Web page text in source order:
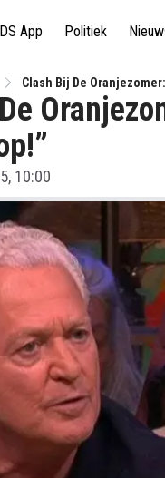
App Politiek
Clash Bij De
10:00